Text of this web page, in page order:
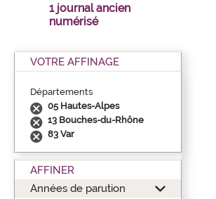
1 journal ancien
numérisé
VOTRE AFFINAGE
Départements
05 Hautes-Alpes
13 Bouches-du-Rhône
83 Var
AFFINER
Années de parution